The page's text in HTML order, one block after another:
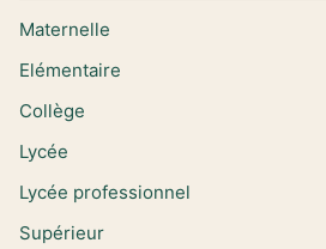
Maternelle
Elémentaire
Collège
Lycée
Lycée professionnel
Supérieur